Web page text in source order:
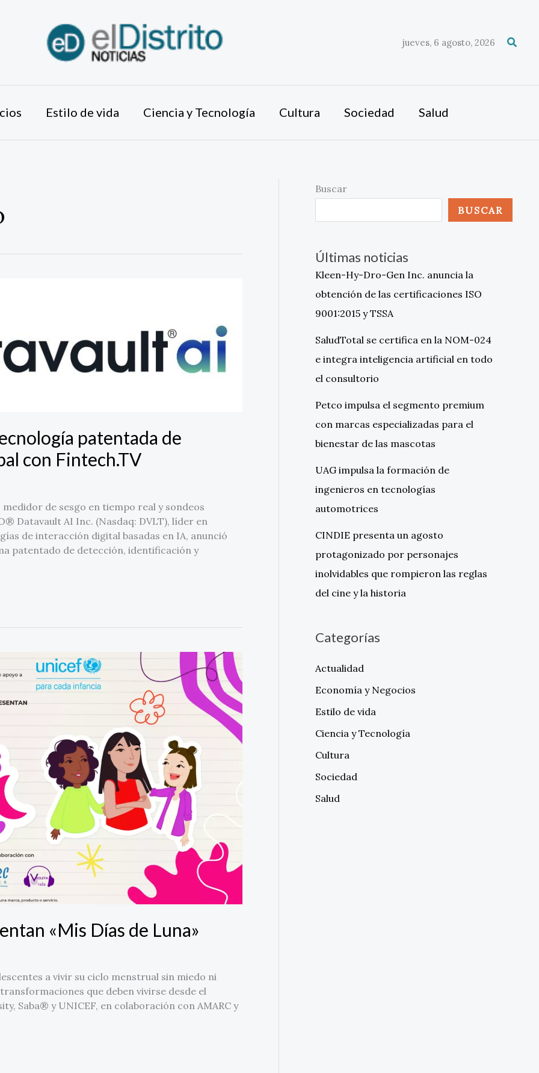
jueves, 6 agosto, 2026
Estilo de vida Ciencia y Tecnología Cultura Sociedad Salud
patentada de
con Fintech.TV
de sesgo en tiempo real y sondeos
Datavault AI Inc. (Nasdaq: DVLT), líder en
de interacción digital basadas en IA, anunció
patentado de detección, identificación y
«Mis Días de Luna»
a vivir su ciclo menstrual sin miedo ni
que deben vivirse desde el
Saba® y UNICEF, en colaboración con AMARC y
Buscar
BUSCAR
Últimas noticias
Kleen-Hy-Dro-Gen Inc. anuncia la
obtención de las certificaciones ISO
9001:2015 y TSSA
SaludTotal se certifica en la NOM-024
e integra inteligencia artificial en todo
el consultorio
Petco impulsa el segmento premium
con marcas especializadas para el
bienestar de las mascotas
UAG impulsa la formación de
ingenieros en tecnologías
automotrices
CINDIE presenta un agosto
protagonizado por personajes
inolvidables que rompieron las reglas
del cine y la historia
Categorías
Actualidad
Economía y Negocios
Estilo de vida
Ciencia y Tecnología
Cultura
Sociedad
Salud